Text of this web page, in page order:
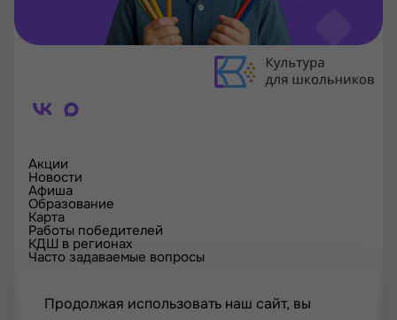
Акции
Новости
Афиша
Образование
Карта
Работы победителей
КДШ в регионах
Часто задаваемые вопросы
Проверка сертификата
Контакты
Продолжая использовать наш сайт, вы